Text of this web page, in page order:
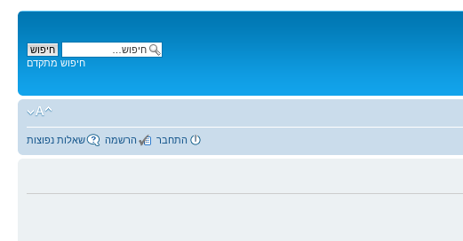
חיפוש מתקדם
שאלות נפוצות הרשמה התחבר